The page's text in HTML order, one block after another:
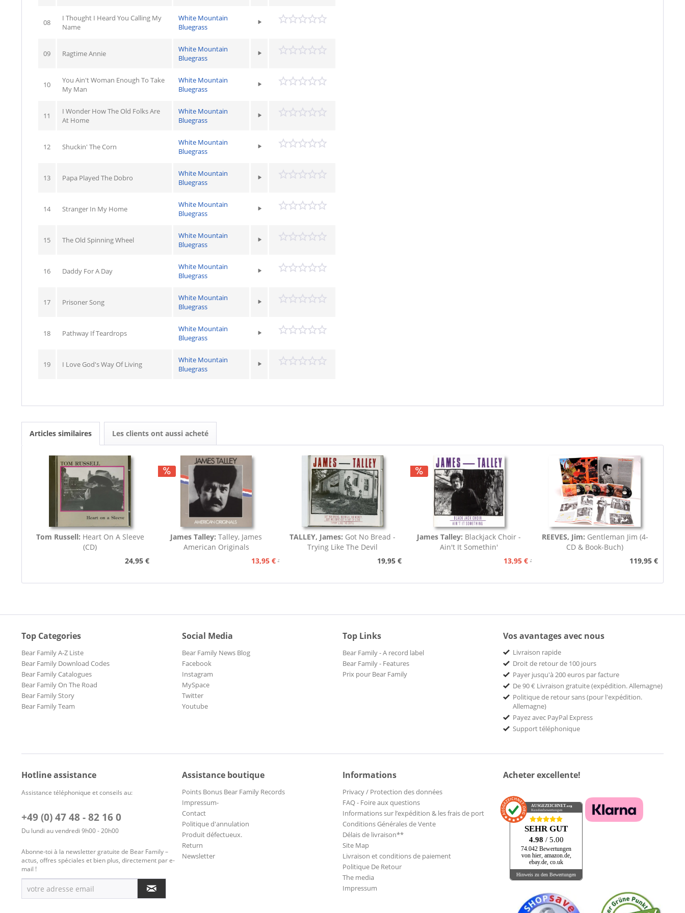
08
I Thought I Heard You Calling My
Name
White Mountain
Bluegrass
09 Ragtime Annie
White Mountain
Bluegrass
10
You Ain't Woman Enough To Take
My Man
White Mountain
Bluegrass
11
I Wonder How The Old Folks Are
At Home
White Mountain
Bluegrass
12 Shuckin' The Corn
White Mountain
Bluegrass
13 Papa Played The Dobro
White Mountain
Bluegrass
14 Stranger In My Home
White Mountain
Bluegrass
15 The Old Spinning Wheel
White Mountain
Bluegrass
16 Daddy For A Day
White Mountain
Bluegrass
17 Prisoner Song
White Mountain
Bluegrass
18 Pathway If Teardrops
White Mountain
Bluegrass
19 I Love God's Way Of Living
White Mountain
Bluegrass
Articles similaires Les clients ont aussi acheté
Tom Russell: Heart On A Sleeve
(CD)
24,95 €
James Talley:Talley, James
American Originals
13,95 € 15,95 €
TALLEY, James: Got No Bread -
Trying Like The Devil
19,95 €
James Talley: Blackjack Choir -
Ain't It Somethin'
13,95 € 15,95 €
REEVES, Jim: Gentleman Jim (4-
CD & Book-Buch)
119,95 €
Top Categories
Bear Family A-Z Liste
Bear Family Download Codes
Bear Family Catalogues
Bear Family On The Road
Bear Family Story
Bear Family Team
Social Media
Bear Family News Blog
Facebook
Instagram
MySpace
Twitter
Youtube
Top Links
Bear Family - A record label
Bear Family - Features
Prix pour Bear Family
Vos avantages avec nous
Livraison rapide
Droit de retour de 100 jours
Payer jusqu'à 200 euros par facture
De 90 € Livraison gratuite (expédition. Allemagne)
Politique de retour sans (pour l'expédition.
Allemagne)
Payez avec PayPal Express
Support téléphonique
Hotline assistance
Assistance téléphonique et conseils au:
+49 (0) 47 48 - 82 16 0
Du lundi au vendredi 9h00 - 20h00
Abonne-toi à la newsletter gratuite de Bear Family –
actus, offres spéciales et bien plus, directement par e-
mail !
Assistance boutique
Points Bonus Bear Family Records
Impressum-
Contact
Politique d'annulation
Produit défectueux.
Return
Newsletter
Informations
Privacy / Protection des données
FAQ - Foire aux questions
Informations sur l’expédition & les frais de port
Conditions Générales de Vente
Délais de livraison**
Site Map
Livraison et conditions de paiement
Politique De Retour
The media
Impressum
Acheter excellente!
AUSGEZEICHNET.org
Kundenbewertungen
SEHR GUT
4.98 / 5.00
74.042 Bewertungen
von hier, amazon.de,
ebay.de, co.uk
Hinweis zu den Bewertungen